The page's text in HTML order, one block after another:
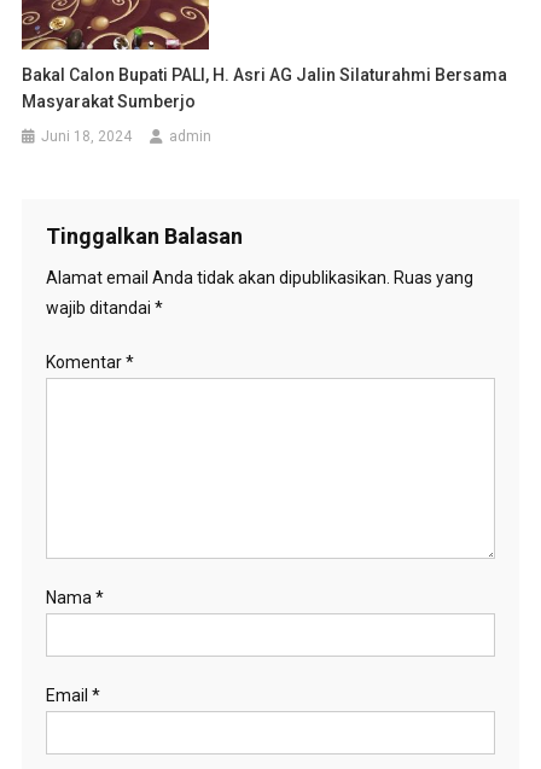
Bakal Calon Bupati PALI, H. Asri AG Jalin Silaturahmi Bersama
Masyarakat Sumberjo
Juni 18, 2024 admin
Tinggalkan Balasan
Alamat email Anda tidak akan dipublikasikan. Ruas yang
wajib ditandai *
Komentar*
Nama*
Email *